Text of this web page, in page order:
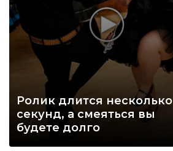
Ролик длится несколько
секунд, а смеяться вы
будете долго